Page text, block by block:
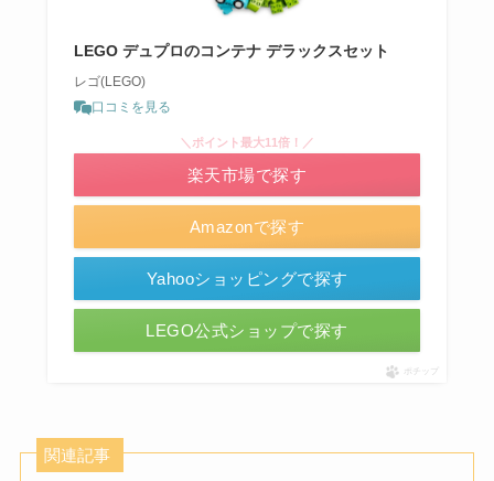
LEGO デュプロのコンテナ デラックスセット
レゴ(LEGO)
口コミを見る
Amazonで探す
＼ポイント最大11倍！／
楽天市場で探す
Yahooショッピングで探す
LEGO公式ショップで探す
ポチップ
関連記事